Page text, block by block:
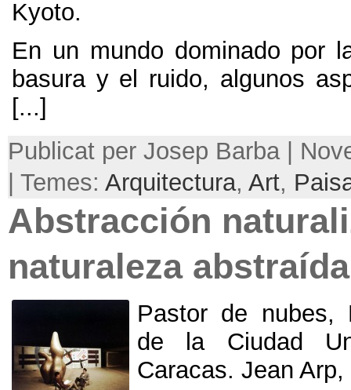
Kyoto.
En un mundo dominado por
basura y el ruido, algunos
[...]
Publicat per Josep Barba |
| Temes: Arquitectura, Art,
Abstracción
naturaleza abstraída
Pastor de nubes,
de la Ciudad
Caracas. Jean Arp,